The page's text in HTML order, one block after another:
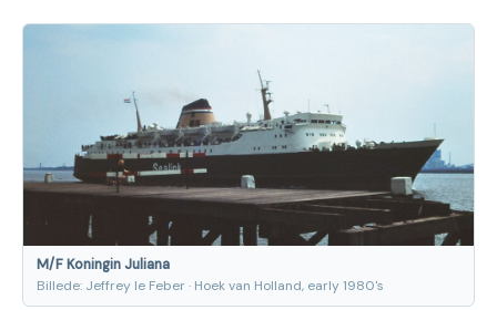
M/F Koningin Juliana
Billede: Jeffrey le Feber · Hoek van Holland, early 1980's